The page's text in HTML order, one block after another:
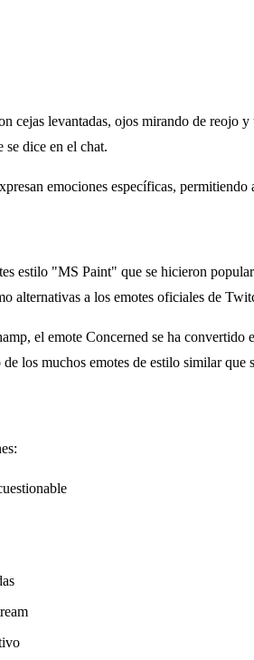
cejas levantadas, ojos mirando de reojo
se dice en el chat.
emociones específicas,
estilo "MS Paint" que se hicieron
alternativas a los emotes oficiales de
el emote Concerned se ha
los muchos emotes de estilo similar